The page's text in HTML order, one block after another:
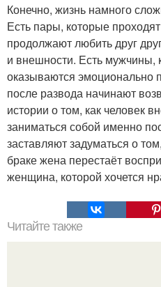
Конечно, жизнь намного
Есть пары, которые
продолжают любить друг
и внешности. Есть мужчины,
оказываются эмоционально
после развода начинают
истории о том, как человек
заниматься собой именно
заставляют задуматься о
браке жена перестаёт
женщина, которой хочется
Читайте также